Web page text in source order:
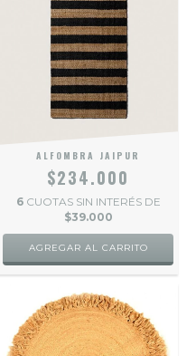
ALFOMBRA JAIPUR
$234.000
6 CUOTAS SIN INTERÉS DE
$39.000